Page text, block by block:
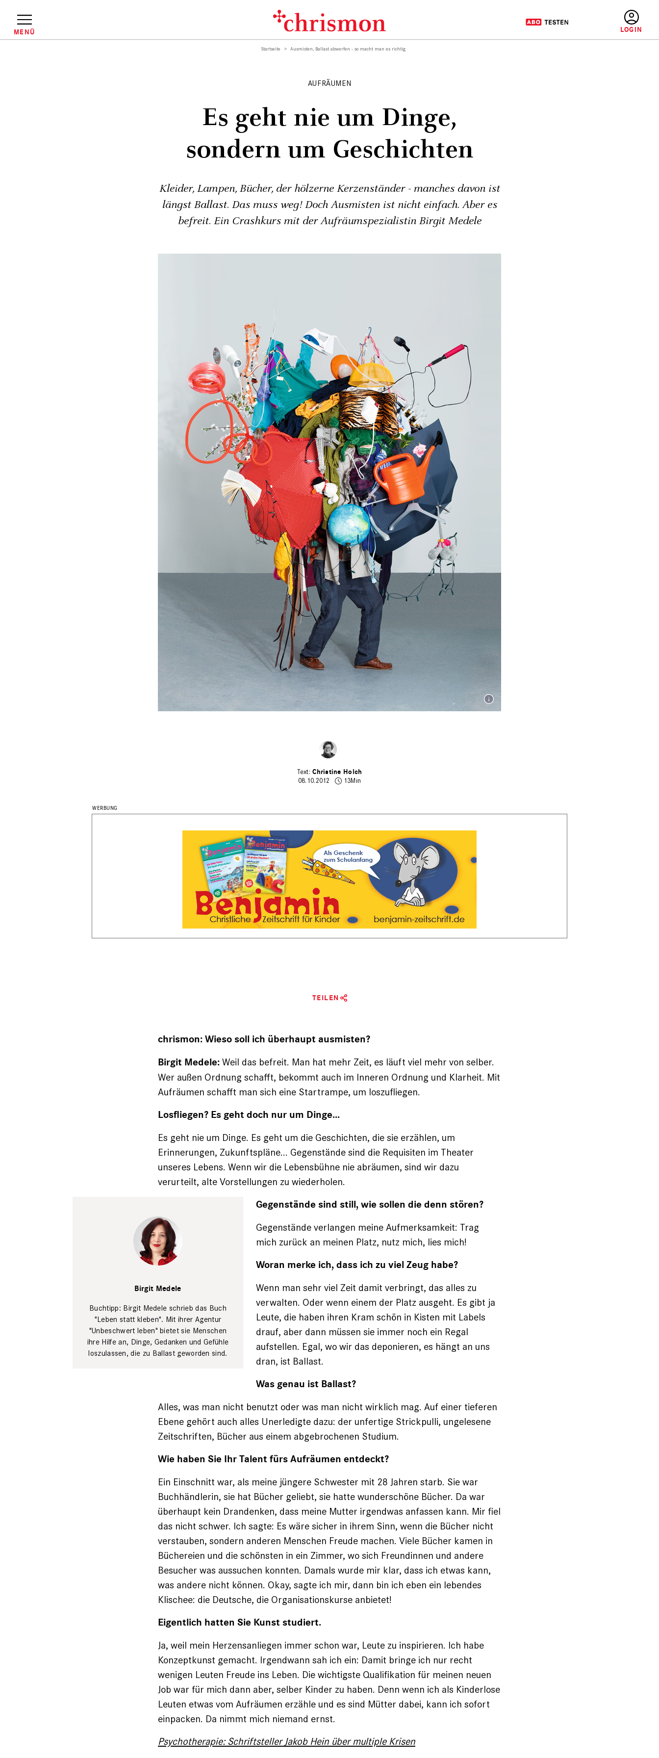
Inhalt
MENÜ
Startseite Ausmisten, Ballast abwerfen - so macht man es richtig
AUFRÄUMEN
Es geht nie um Dinge,
sondern um Geschichten
Kleider, Lampen, Bücher, der hölzerne Kerzenständer - manches davon ist
längst Ballast. Das muss weg! Doch Ausmisten ist nicht einfach. Aber es
befreit. Ein Crashkurs mit der Aufräumspezialistin Birgit Medele
Christine Holch
08.10.2012
13Min
TEILEN
chrismon: Wieso soll ich überhaupt ausmisten?
Birgit Medele:Weil das befreit. Man hat mehr Zeit, es läuft viel mehr von selber.
Wer außen Ordnung schafft, bekommt auch im Inneren Ordnung und Klarheit. Mit
Aufräumen schafft man sich eine Startrampe, um loszufliegen.
Losfliegen? Es geht doch nur um Dinge...
Es geht nie um Dinge. Es geht um die Geschichten, die sie erzählen, um
Erinnerungen, Zukunftspläne... Gegenstände sind die Requisiten im Theater
unseres Lebens. Wenn wir die Lebensbühne nie abräumen, sind wir dazu
verurteilt, alte Vorstellungen zu wiederholen.
Birgit Medele
Buchtipp: Birgit Medele schrieb das Buch
"Leben statt kleben". Mit ihrer Agentur
"Unbeschwert leben" bietet sie Menschen
ihre Hilfe an, Dinge, Gedanken und Gefühle
loszulassen, die zu Ballast geworden sind.
Gegenstände sind still, wie sollen die denn stören?
Gegenstände verlangen meine Aufmerksamkeit: Trag
mich zurück an meinen Platz, nutz mich, lies mich!
Woran merke ich, dass ich zu viel Zeug habe?
Wenn man sehr viel Zeit damit verbringt, das alles zu
verwalten. Oder wenn einem der Platz ausgeht. Es gibt ja
Leute, die haben ihren Kram schön in Kisten mit Labels
drauf, aber dann müssen sie immer noch ein Regal
aufstellen. Egal, wo wir das deponieren, es hängt an uns
dran, ist Ballast.
Was genau ist Ballast?
Alles, was man nicht benutzt oder was man nicht wirklich mag. Auf einer tieferen
Ebene gehört auch alles Unerledigte dazu: der unfertige Strickpulli, ungelesene
Zeitschriften, Bücher aus einem abgebrochenen Studium.
Wie haben Sie Ihr Talent fürs Aufräumen entdeckt?
Ein Einschnitt war, als meine jüngere Schwester mit 28 Jahren starb. Sie war
Buchhändlerin, sie hat Bücher geliebt, sie hatte wunderschöne Bücher. Da war
überhaupt kein Drandenken, dass meine Mutter irgendwas anfassen kann. Mir fiel
das nicht schwer. Ich sagte: Es wäre sicher in ihrem Sinn, wenn die Bücher nicht
verstauben, sondern anderen Menschen Freude machen. Viele Bücher kamen in
Büchereien und die schönsten in ein Zimmer, wo sich Freundinnen und andere
Besucher was aussuchen konnten. Damals wurde mir klar, dass ich etwas kann,
was andere nicht können. Okay, sagte ich mir, dann bin ich eben ein lebendes
Klischee: die Deutsche, die Organisationskurse anbietet!
Eigentlich hatten Sie Kunst studiert.
Ja, weil mein Herzensanliegen immer schon war, Leute zu inspirieren. Ich habe
Konzeptkunst gemacht. Irgendwann sah ich ein: Damit bringe ich nur recht
wenigen Leuten Freude ins Leben. Die wichtigste Qualifikation für meinen neuen
Job war für mich dann aber, selber Kinder zu haben. Denn wenn ich als Kinderlose
Leuten etwas vom Aufräumen erzähle und es sind Mütter dabei, kann ich sofort
ein­packen. Da nimmt mich niemand ernst.
Psychotherapie: Schriftsteller Jakob Hein über multiple Krisen